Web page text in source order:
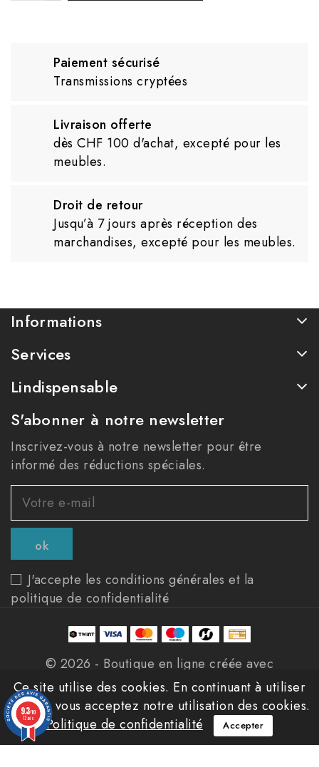
Paiement sécurisé
Transmissions cryptées
Livraison offerte
dès CHF 100 d'achat, excepté pour les
meubles.
Droit de retour
Jusqu’à 7 jours après réception des
marchandises, excepté pour les meubles.
Informations
Services
Lindispensable
S'abonner à notre newsletter
Inscrivez-vous à notre newsletter pour être
informé des réductions spéciales.
J'accepte les conditions générales et la
politique de confidentialité
Ce site utilise des cookies. En continuant à utiliser
ce site, vous acceptez notre utilisation des cookies.
Politique de confidentialité
Accepter
© 2026 - Boutique en ligne créée avec
PrestaShop™
9.3/10
12 avis